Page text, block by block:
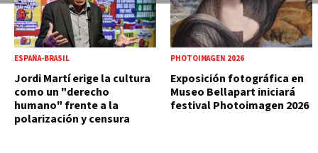
ESPAÑA-BRASIL
Jordi Martí erige la cultura
como un "derecho
humano" frente a la
polarización y censura
PHOTOIMAGEN 2026
Exposición fotográfica en
Museo Bellapart iniciará
festival Photoimagen 2026